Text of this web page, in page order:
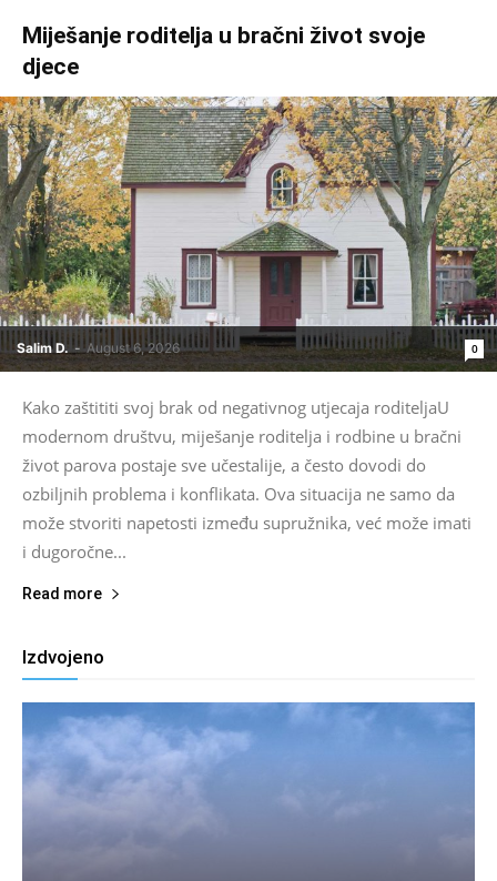
Miješanje roditelja u bračni život svoje
djece
Salim D. - August 6, 2026 0
Kako zaštititi svoj brak od negativnog utjecaja roditeljaU
modernom društvu, miješanje roditelja i rodbine u bračni
život parova postaje sve učestalije, a često dovodi do
ozbiljnih problema i konflikata. Ova situacija ne samo da
može stvoriti napetosti između supružnika, već može imati
i dugoročne...
Read more
Izdvojeno